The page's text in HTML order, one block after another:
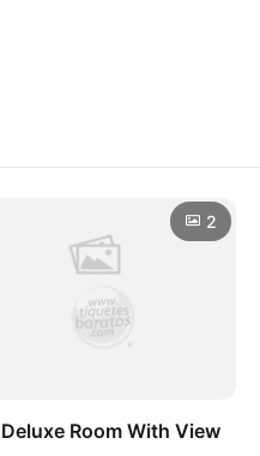
2
Room With View